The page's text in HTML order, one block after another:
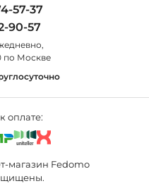
57-37
90-57
по Москве
оплате:
магазин Fedomo